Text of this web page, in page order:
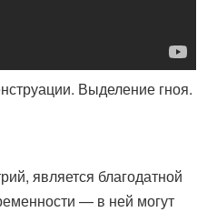
Выделение гноя.
является благодатной
— в ней могут